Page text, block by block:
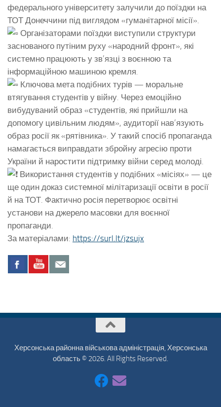
федерального університету залучили до поїздки на
ТОТ Донеччини під виглядом «гуманітарної місії».
Організаторами поїздки виступили структури
заснованого путіним руху «народний фронт», які
системно працюють у зв’язці з воєнною та
інформаційною машиною кремля.
Ключова мета подібних турів — моральне
втягування студентів у війну. Через емоційно
вибудуваний образ «студентів, які прийшли на
допомогу цивільним людям», аудиторії нав’язують
образ росії як «рятівника». У такий спосіб пропаганда
намагається виправдати збройну агресію проти
України й наростити підтримку війни серед молоді.
Використання студентів у подібних «місіях» — це
ще один доказ системної мілітаризації освіти в росії
й на ТОТ. Фактично росія перетворює освітні
установи на джерело масовки для воєнної
пропаганди.
За матеріалами: https://surl.lt/jzsujx
Херсонська районна військова адміністрація, Херсонська
область © 2026. All Rights Reserved.